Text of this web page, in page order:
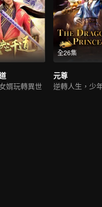
婿玩轉異世
全26集
元尊